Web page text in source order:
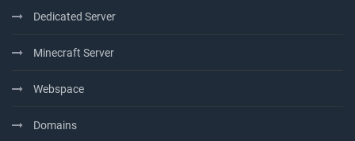
Dedicated Server
Minecraft Server
Webspace
Domains